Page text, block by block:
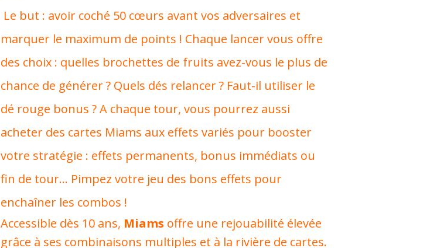
Le but : avoir coché 50 cœurs avant vos adversaires et
marquer le maximum de points ! Chaque lancer vous offre
des choix : quelles brochettes de fruits avez-vous le plus de
chance de générer ? Quels dés relancer ? Faut-il utiliser le
dé rouge bonus ? A chaque tour, vous pourrez aussi
acheter des cartes Miams aux effets variés pour booster
votre stratégie : effets permanents, bonus immédiats ou
fin de tour… Pimpez votre jeu des bons effets pour
enchaîner les combos !
Accessible dès 10 ans, Miams offre une rejouabilité élevée
grâce à ses combinaisons multiples et à la rivière de cartes.